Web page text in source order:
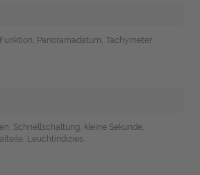
Panoramadatum, Tachymeter
Schnellschaltung, kleine Sekunde,
Leuchtindizies